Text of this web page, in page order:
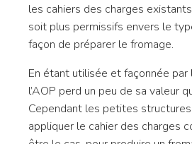
les cahiers des charges
soit plus permissifs envers le
façon de préparer le fromage.
En étant utilisée et façonnée par
l’AOP perd un peu de sa valeur
Cependant les petites
appliquer le cahier des charges